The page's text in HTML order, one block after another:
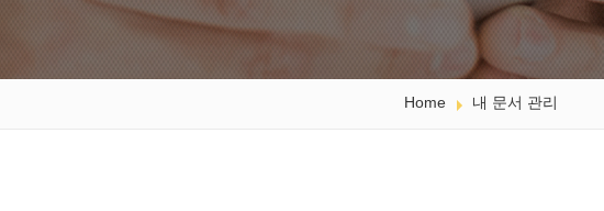
Home 내 문서 관리